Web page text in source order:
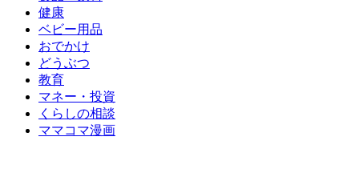
健康
ベビー用品
おでかけ
どうぶつ
教育
マネー・投資
くらしの相談
ママコマ漫画